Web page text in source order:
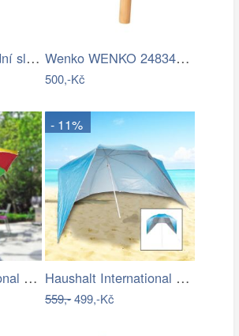
DB Garden Zahradní slunečník Diane… Wenko WENKO 24834100 - Stěrka BAMBUSa…
500,-Kč
Haushalt International Slunečník duhový…
- 11%
Haushalt International Plážový…
559,-499,-Kč